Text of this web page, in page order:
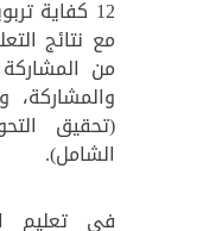
12 كفاية
مع نتائج
من
والمشاركة،
(تحقيق
الشامل).
في تعليم